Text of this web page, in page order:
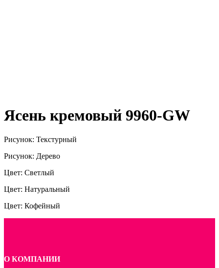
Ясень кремовый 9960-GW
Рисунок: Текстурный
Рисунок: Дерево
Цвет: Светлый
Цвет: Натуральный
Цвет: Кофейный
О КОМПАНИИ